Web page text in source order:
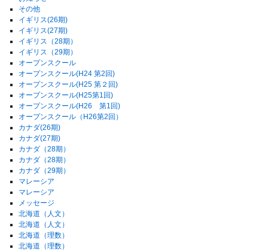
その他
イギリス(26期)
イギリス(27期)
イギリス（28期）
イギリス（29期）
オープンスクール
オープンスクール(H24 第2回)
オープンスクール(H25 第２回)
オープンスクール(H25第1回)
オープンスクール(H26 第1回)
オープンスクール（H26第2回）
カナダ(26期)
カナダ(27期)
カナダ（28期）
カナダ（28期）
カナダ（29期）
マレーシア
マレーシア
メッセージ
北海道（人文）
北海道（人文）
北海道（理数）
北海道（理数）